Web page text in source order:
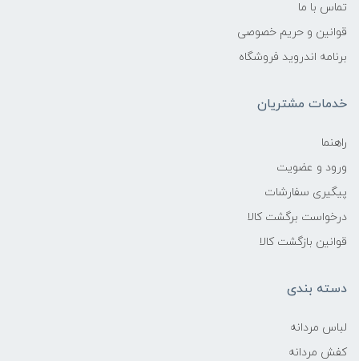
تماس با ما
قوانین و حریم خصوصی
برنامه اندروید فروشگاه
خدمات مشتریان
راهنما
ورود و عضویت
پیگیری سفارشات
درخواست برگشت کالا
قوانین بازگشت کالا
دسته بندی
لباس مردانه
کفش مردانه